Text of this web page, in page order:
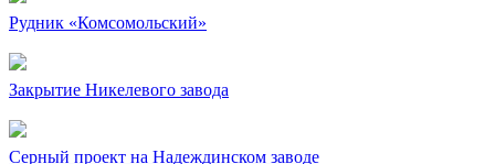
Рудник «Комсомольский»
Закрытие Никелевого завода
Серный проект на Надеждинском заводе